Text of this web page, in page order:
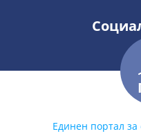
Единен портал